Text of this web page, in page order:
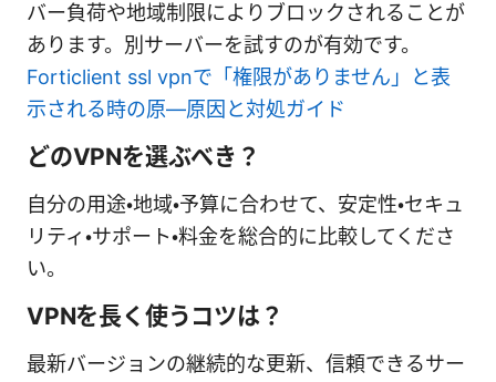
バー負荷や地域制限によりブロックされることが
あります。別サーバーを試すのが有効です。
Forticlient ssl vpnで「権限がありません」と表
示される時の原—原因と対処ガイド
どのVPNを選ぶべき？
自分の用途・地域・予算に合わせて、安定性・セキュ
リティ・サポート・料金を総合的に比較してくださ
い。
VPNを長く使うコツは？
最新バージョンの継続的な更新、信頼できるサー